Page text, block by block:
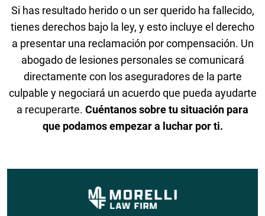
Si has resultado herido o un ser querido ha fallecido,
tienes derechos bajo la ley, y esto incluye el derecho
a presentar una reclamación por compensación. Un
abogado de lesiones personales se comunicará
directamente con los aseguradores de la parte
culpable y negociará un acuerdo que pueda ayudarte
a recuperarte. Cuéntanos sobre tu situación para
que podamos empezar a luchar por ti.